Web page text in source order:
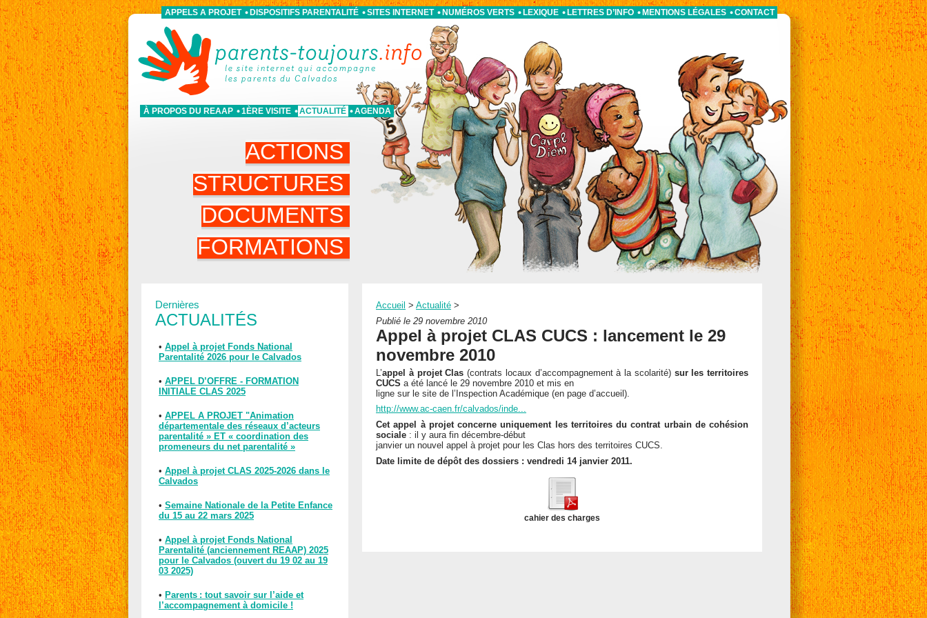
À PROPOS DU REAAP 1ÈRE VISITE ACTUALITÉ AGENDA
APPELS A PROJET DISPOSITIFS PARENTALITÉ SITES INTERNET NUMÉROS VERTS LEXIQUE LETTRES D’INFO MENTIONS LÉGALES CONTACT
ACTIONS
STRUCTURES
DOCUMENTS
FORMATIONS
Dernières
ACTUALITÉS
• Appel à projet Fonds National
Parentalité 2026 pour le Calvados
• APPEL D’OFFRE - FORMATION
INITIALE CLAS 2025
• APPEL A PROJET "Animation
départementale des réseaux d’acteurs
parentalité » ET « coordination des
promeneurs du net parentalité »
• Appel à projet CLAS 2025-2026 dans le
Calvados
• Semaine Nationale de la Petite Enfance
du 15 au 22 mars 2025
• Appel à projet Fonds National
Parentalité (anciennement REAAP) 2025
pour le Calvados (ouvert du 19 02 au 19
03 2025)
• Parents : tout savoir sur l’aide et
l’accompagnement à domicile !
Accueil > Actualité >
Publié le 29 novembre 2010
Appel à projet CLAS CUCS : lancement le 29
novembre 2010
L’appel à projet Clas (contrats locaux d’accompagnement à la scolarité)sur les territoires
CUCS a été lancé le 29 novembre 2010 et mis en
ligne sur le site de l’Inspection Académique (en page d’accueil).
http://www.ac-caen.fr/calvados/inde...
Cet appel à projet concerne uniquement les territoires du contrat urbain de cohésion
sociale : il y aura fin décembre-début
janvier un nouvel appel à projet pour les Clas hors des territoires CUCS.
Date limite de dépôt des dossiers : vendredi 14 janvier 2011.
cahier des charges